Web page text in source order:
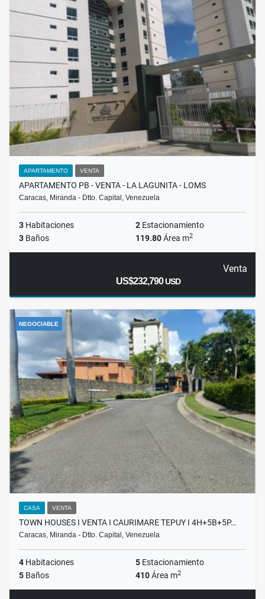
APARTAMENTO VENTA
APARTAMENTO PB - VENTA - LA LAGUNITA - LOMS
Caracas, Miranda - Dtto. Capital, Venezuela
3 Habitaciones 2 Estacionamiento
3 Baños 119.80Área m2
Venta
US$232,790USD
NEGOCIABLE
CASA VENTA
TOWN HOUSES I VENTA I CAURIMARE TEPUY I 4H+5B+5P…
Caracas, Miranda - Dtto. Capital, Venezuela
4 Habitaciones 5 Estacionamiento
5 Baños 410Área m2